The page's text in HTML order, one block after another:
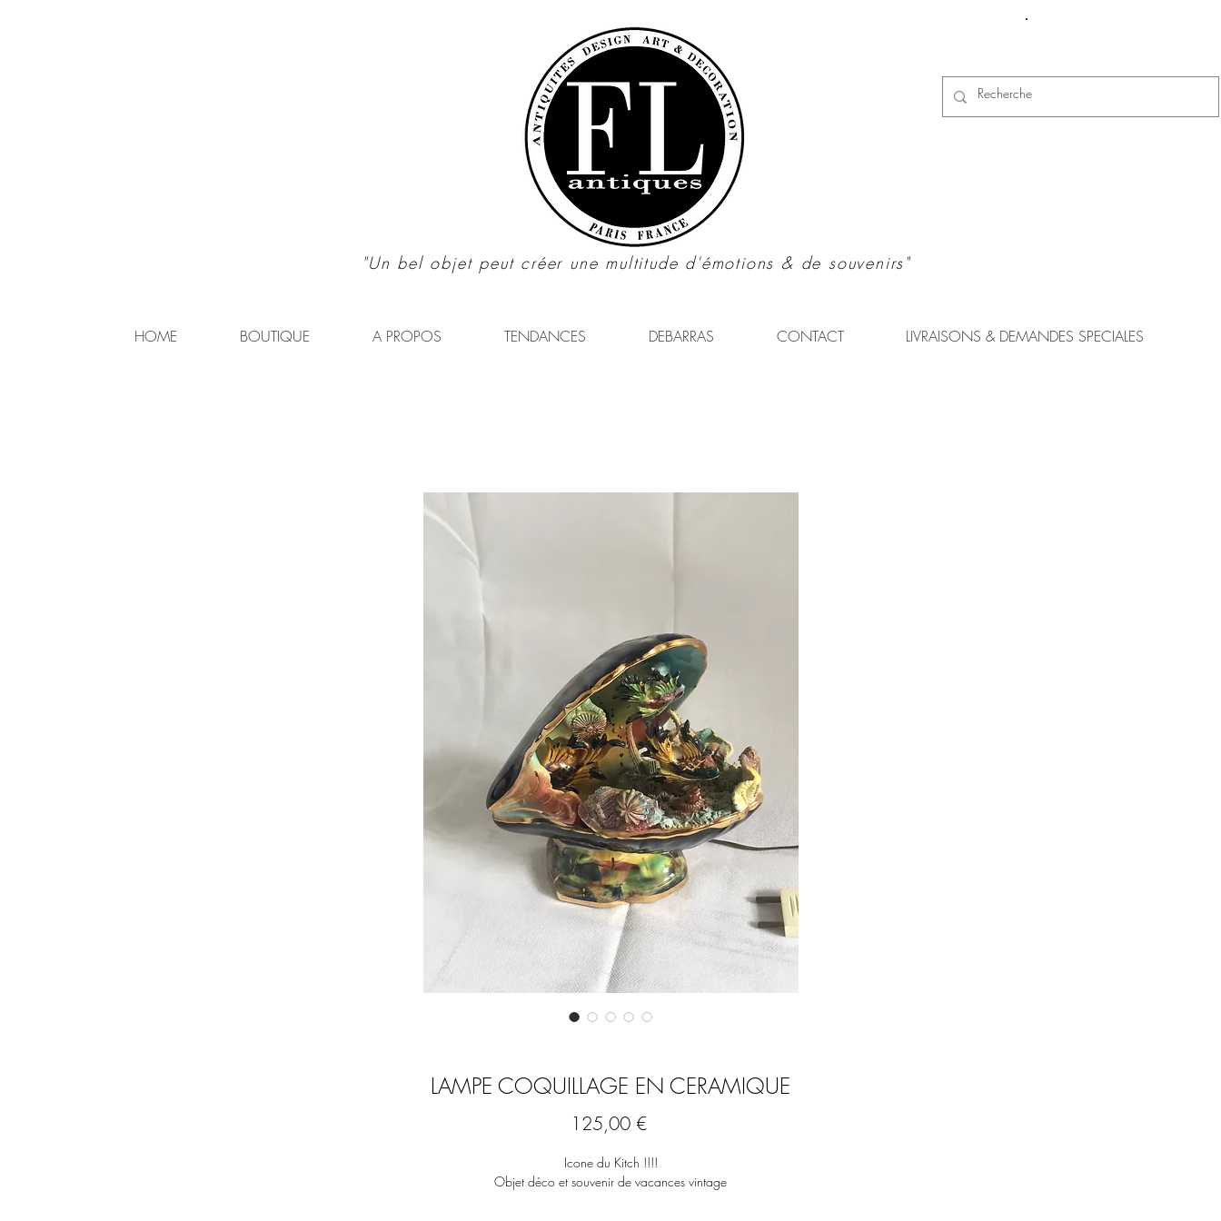
"Un bel objet peut créer une multitude d'émotions & de souvenirs"
HOME BOUTIQUE A PROPOS TENDANCES DEBARRAS CONTACT LIVRAISONS & DEMANDES SPECIALES
LAMPE COQUILLAGE EN CERAMIQUE
125,00 €Prix
Icone du Kitch !!!!
Objet déco et souvenir de vacances vintage